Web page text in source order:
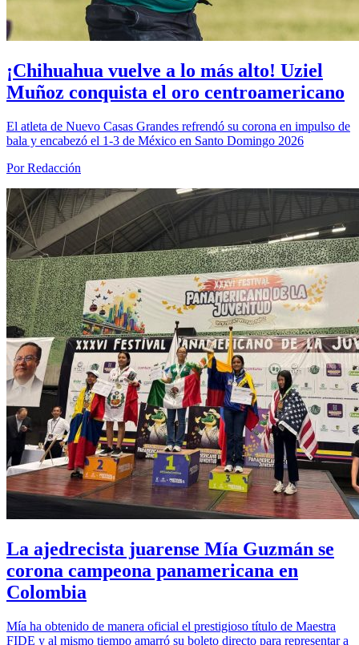
¡Chihuahua vuelve a lo más alto! Uziel
Muñoz conquista el oro centroamericano
El atleta de Nuevo Casas Grandes refrendó su corona en impulso de
bala y encabezó el 1-3 de México en Santo Domingo 2026
Por Redacción
La ajedrecista juarense Mía Guzmán se
corona campeona panamericana en
Colombia
Mía ha obtenido de manera oficial el prestigioso título de Maestra
FIDE y al mismo tiempo amarró su boleto directo para representar a